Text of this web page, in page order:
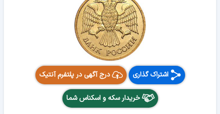
اشتراک گذاری درج آگهی در پلتفرم آنتیک
خریدار سکه و اسکناس شما